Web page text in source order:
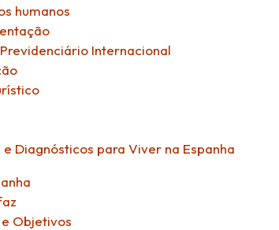
humanos
Internacional
Diagnósticos para Viver na Espanha
Objetivos